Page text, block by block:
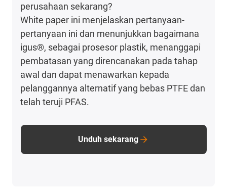
perusahaan sekarang?
White paper ini menjelaskan pertanyaan-
pertanyaan ini dan menunjukkan bagaimana
igus®, sebagai prosesor plastik, menanggapi
pembatasan yang direncanakan pada tahap
awal dan dapat menawarkan kepada
pelanggannya alternatif yang bebas PTFE dan
telah teruji PFAS.
Unduh sekarang